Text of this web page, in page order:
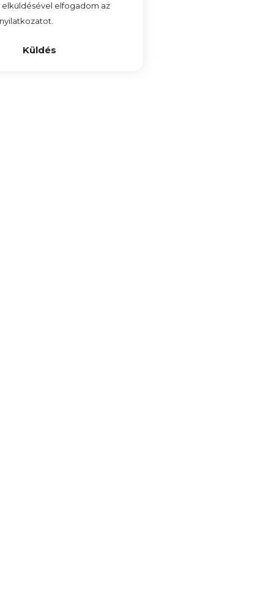
elküldésével elfogadom az
Küldés